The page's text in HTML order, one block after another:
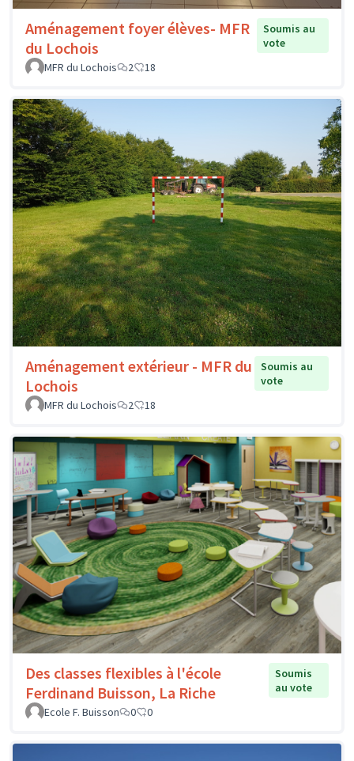
Aménagement foyer élèves- MFR
du Lochois
Soumis au
vote
MFR du Lochois
2 18
Aménagement extérieur - MFR du
Lochois
Soumis au
vote
MFR du Lochois
2 18
Des classes flexibles à l'école
Ferdinand Buisson, La Riche
Soumis
au vote
Ecole F. Buisson
0 0